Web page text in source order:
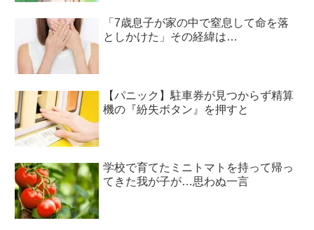
「7歳息子が家の中で窒息して命を落
としかけた」その経緯は…
【パニック】駐車券が見つからず精算
機の『紛失ボタン』を押すと
学校で育てたミニトマトを持って帰っ
てきた我が子が…思わぬ一言